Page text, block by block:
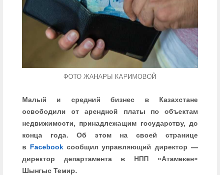
ФОТО ЖАНАРЫ КАРИМОВОЙ
Малый и средний бизнес в Казахстане
освободили от арендной платы по объектам
недвижимости, принадлежащим государству, до
конца года. Об этом на своей странице
в Facebookсообщил управляющий директор —
директор департамента в НПП «Атамекен»
Шынгыс Темир.